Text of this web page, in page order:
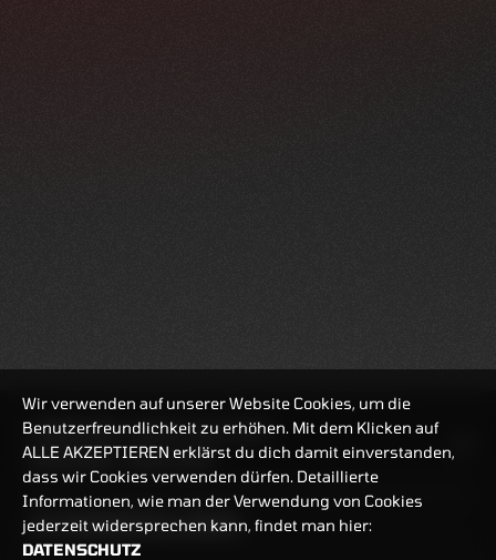
BANKEINSTELLUNGEN
HANDELSZEIT
MO-FR: 7:30-23 UHR
ZERTIFIKATE
8:00-22 UHR
Wir verwenden auf unserer Website Cookies, um die
Benutzerfreundlichkeit zu erhöhen. Mit dem Klicken auf
ALLE AKZEPTIEREN erklärst du dich damit einverstanden,
dass wir Cookies verwenden dürfen. Detaillierte
Informationen, wie man der Verwendung von Cookies
jederzeit widersprechen kann, findet man hier:
DATENSCHUTZ